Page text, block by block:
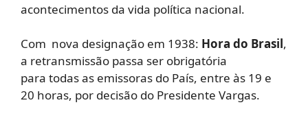
acontecimentos da vida política nacional.
Com nova designação em 1938: Hora do Brasil,
a retransmissão passa ser obrigatória
para todas as emissoras do País, entre às 19 e
20 horas, por decisão do Presidente Vargas.